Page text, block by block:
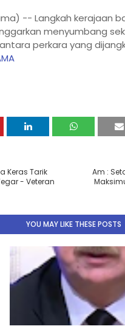
-- Langkah
menyumbang
perkara yang
Am :
Keras Tarik
- Veteran
YOU MAY LIKE THESE POSTS